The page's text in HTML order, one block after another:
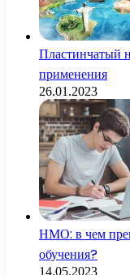
Пластинчатый
применения
26.01.2023
НМО: в чем
обучения?
14.05.2023